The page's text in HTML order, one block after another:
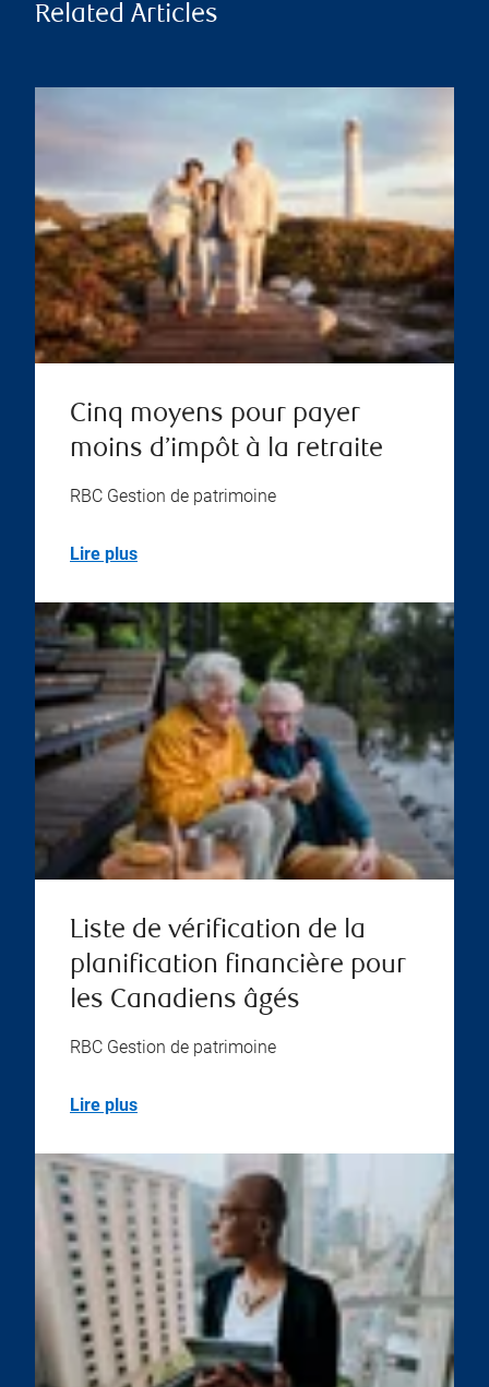
Related Articles
Cinq moyens pour payer
moins d’impôt à la retraite
RBC Gestion de patrimoine
Lire plus
Liste de vérification de la
planification financière pour
les Canadiens âgés
RBC Gestion de patrimoine
Lire plus